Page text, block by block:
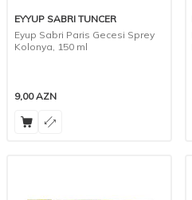
EYYUP SABRI TUNCER
Eyup Sabri Paris Gecesi Sprey
Kolonya, 150 ml
9,00AZN